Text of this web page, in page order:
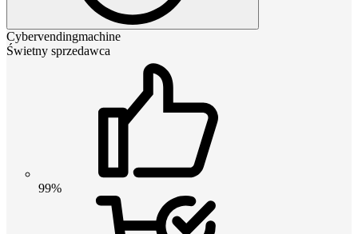
Cybervendingmachine
Świetny sprzedawca
99%